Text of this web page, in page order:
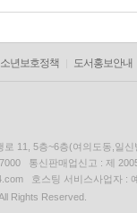
년보호정책 도서홍보안내
로 11, 5층~6층(여의도동,일신
통신판매업신고 : 제
호스팅 서비스사업자 :
Rights Reserved.